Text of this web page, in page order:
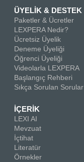
ÜYELİK & DESTEK
Paketler & Ücretler
LEXPERA Nedir?
Ücretsiz Üyelik
Deneme Üyeliği
Öğrenci Üyeliği
Videolarla LEXPERA
Başlangıç Rehberi
Sıkça Sorulan Sorular
İÇERİK
LEXI AI
Mevzuat
İçtihat
Literatür
Örnekler